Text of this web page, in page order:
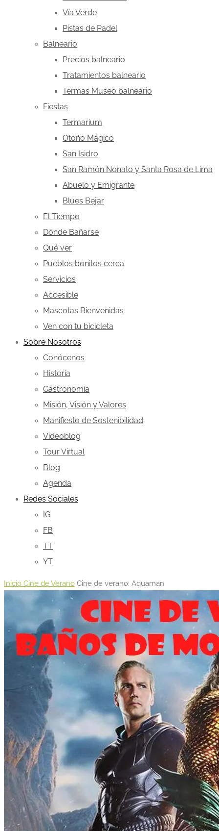
Vía Verde
Pistas de Padel
Balneario
Precios balneario
Tratamientos balneario
Termas Museo balneario
Fiestas
Termarium
Otoño Mágico
San Isidro
San Ramón Nonato y Santa Rosa de Lima
Abuelo y Emigrante
Blues Bejar
El Tiempo
Dónde Bañarse
Qué ver
Pueblos bonitos cerca
Servicios
Accesible
Mascotas Bienvenidas
Ven con tu bicicleta
Sobre Nosotros
Conócenos
Historia
Gastronomía
Misión, Visión y Valores
Manifiesto de Sostenibilidad
Videoblog
Tour Virtual
Blog
Agenda
Redes Sociales
IG
FB
TT
YT
Inicio Cine de Verano Cine de verano: Aquaman